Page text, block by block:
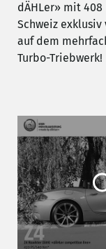
dÄHLer» mit
Schweiz
auf dem
Turbo-Triebwerk!